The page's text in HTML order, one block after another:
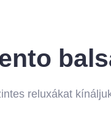
reluxákat